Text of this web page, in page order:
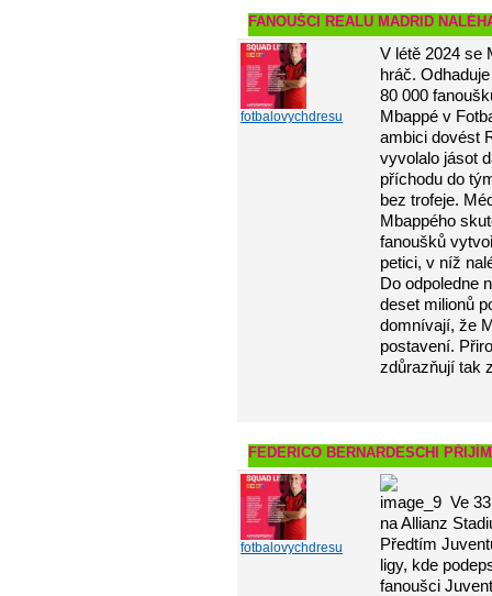
FANOUŠCI REALU MADRID
fotbalovychdresu
V létě 2024 se
hráč.
80 000
Mbappé v
ambici dovést
vyvolalo jásot
příchodu do
bez trofeje.
Mbappého
fanoušků
petici, v níž
Do odpoledne
deset milionů
domnívají, že
postavení.
zdůrazňují tak
FEDERICO BERNARDESCHI
fotbalovychdresu
Ve
na Allianz
Předtím
ligy, kde
fanoušci